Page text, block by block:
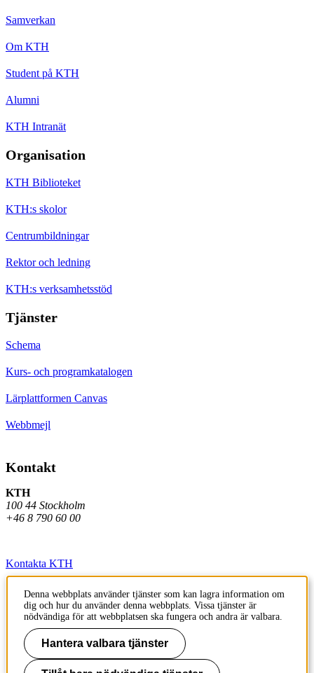
Samverkan
Om KTH
Student på KTH
Alumni
KTH Intranät
Organisation
KTH Biblioteket
KTH:s skolor
Centrumbildningar
Rektor och ledning
KTH:s verksamhetsstöd
Tjänster
Schema
Kurs- och programkatalogen
Lärplattformen Canvas
Webbmejl
Kontakt
KTH
100 44 Stockholm
+46 8 790 60 00
Kontakta KTH
Jobba på KTH
Press och media
Faktura och betalning KTH
Om KTH:s webbplatser
Denna webbplats använder tjänster som kan lagra information om
dig och hur du använder denna webbplats. Vissa tjänster är
nödvändiga för att webbplatsen ska fungera och andra är valbara.
Hantera valbara tjänster